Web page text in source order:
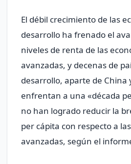
El débil crecimiento de las
desarrollo ha frenado el
niveles de renta de las
avanzadas, y decenas de
desarrollo, aparte de China
enfrentan a una «década
no han logrado reducir la
per cápita con respecto a
avanzadas, según el